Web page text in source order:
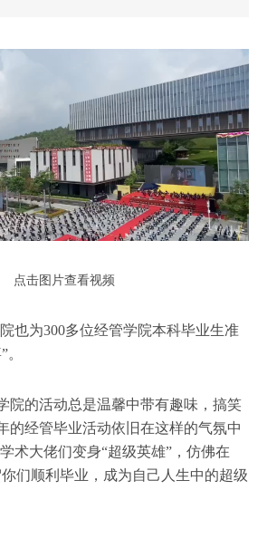
点击图片查看视频
也为300多位经管学院本科毕业生准
院的活动总是温馨中带有趣味，搞笑
的经管毕业活动依旧在这样的气氛中
术大佬们变身“超级英雄”，仿佛在
们顺利毕业，成为自己人生中的超级